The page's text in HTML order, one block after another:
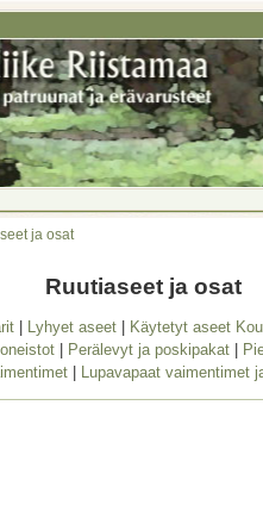
ja osat
Ruutiaseet ja osat
Lyhyet aseet Käytetyt aseet
| Perälevyt ja poskipakat|
Lupavapaat vaimentimet